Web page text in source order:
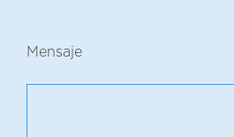
Mensaje